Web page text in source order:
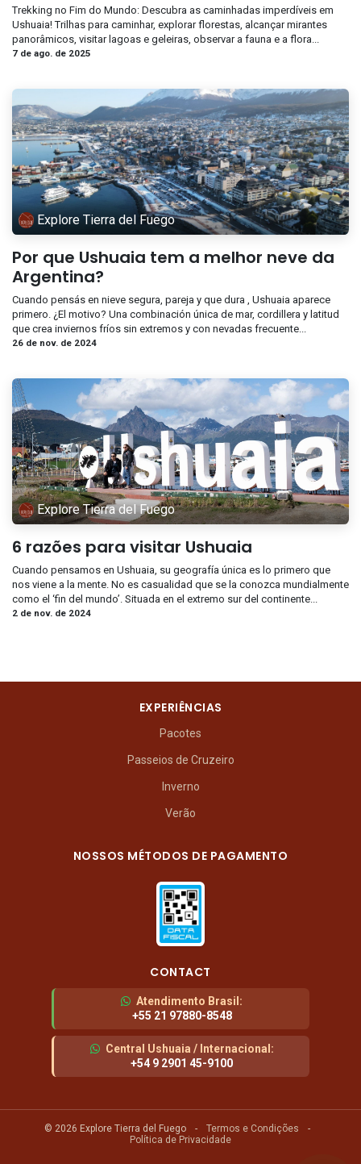
Trekking no Fim do Mundo: Descubra as caminhadas imperdíveis em
Ushuaia! Trilhas para caminhar, explorar florestas, alcançar mirantes
panorâmicos, visitar lagoas e geleiras, observar a fauna e a flora...
7 de ago. de 2025
Explore Tierra del Fuego
Por que Ushuaia tem a melhor neve da
Argentina?
Cuando pensás en nieve segura, pareja y que dura , Ushuaia aparece
primero. ¿El motivo? Una combinación única de mar, cordillera y latitud
que crea inviernos fríos sin extremos y con nevadas frecuente...
26 de nov. de 2024
Explore Tierra del Fuego
6 razões para visitar Ushuaia
Cuando pensamos en Ushuaia, su geografía única es lo primero que
nos viene a la mente. No es casualidad que se la conozca mundialmente
como el ‘fin del mundo’. Situada en el extremo sur del continente...
2 de nov. de 2024
EXPERIÊNCIAS
Pacotes
Passeios de Cruzeiro
Inverno
Verão
NOSSOS MÉTODOS DE PAGAMENTO
CONTACT
Atendimento Brasil :
+55 21 97880-8548
Central Ushuaia / Internacional :
+54 9 2901 45-9100
© 2026 Explore Tierra del Fuego - Termos e Condições
-
Política de Privacidade